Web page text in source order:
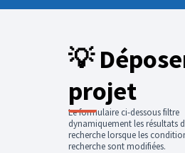
💡
projet
Le formulaire ci-dessous filtre
dynamiquement les résultats
recherche lorsque les
recherche sont modifiées.